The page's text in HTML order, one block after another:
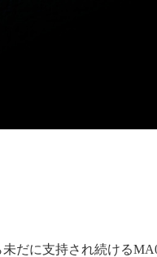
だに支持され続ける